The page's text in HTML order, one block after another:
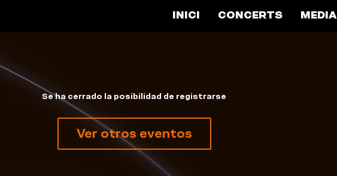
INICI CONCERTS MEDIA
Se ha cerrado la posibilidad de registrarse
Ver otros eventos